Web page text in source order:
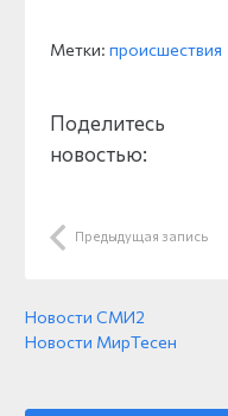
Метки: происшествия
Поделитесь
новостью:
Предыдущая запись
Новости СМИ2
Новости МирТесен